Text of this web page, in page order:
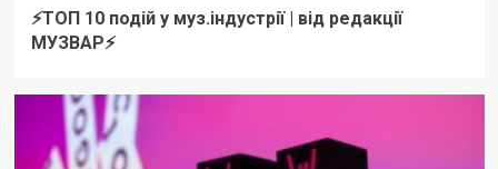
⚡️ТОП 10 подій у муз.індустрії | від редакції
МУЗВАР⚡️